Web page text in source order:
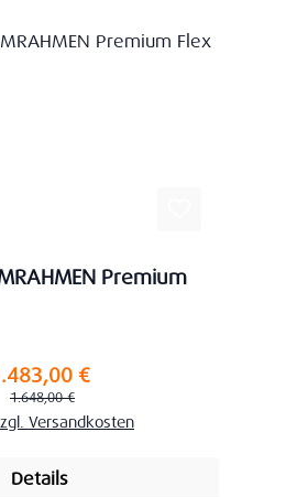
Premium
€
Regulärer Preis:
1.648,00 €
Versandkosten
Details